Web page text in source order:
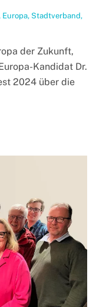
Europa, Stadtverband,
der Zukunft,
Kandidat Dr.
2024 über die